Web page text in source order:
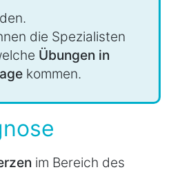
die Spezialisten
Übungen in
kommen.
im Bereich des